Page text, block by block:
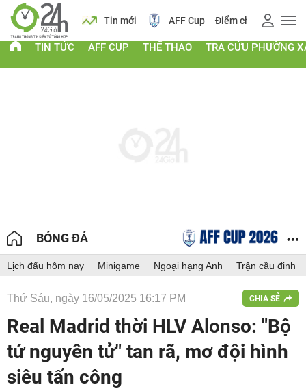
Lịch Tin mới AFF Cup Điểm chuẩn 2026
TIN TỨC AFF CUP THỂ THAO TRA CỨU PHƯỜNG
BÓNG ĐÁ
Lịch đấu hôm nay Minigame Ngoại hạng Anh Trận cầu đinh
Thứ Sáu, ngày 16/05/2025 16:17 PM CHIA SẺ
Real Madrid thời HLV Alonso: "Bộ
tứ nguyên tử" tan rã, mơ đội hình
siêu tấn công